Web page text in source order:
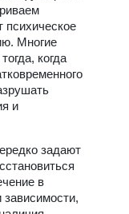
психическое
Многие
когда
и
задают
в
зависимости,